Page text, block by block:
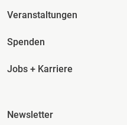
Veranstaltungen
Spenden
Jobs + Karriere
Fusszeile Spalte 3
Newsletter